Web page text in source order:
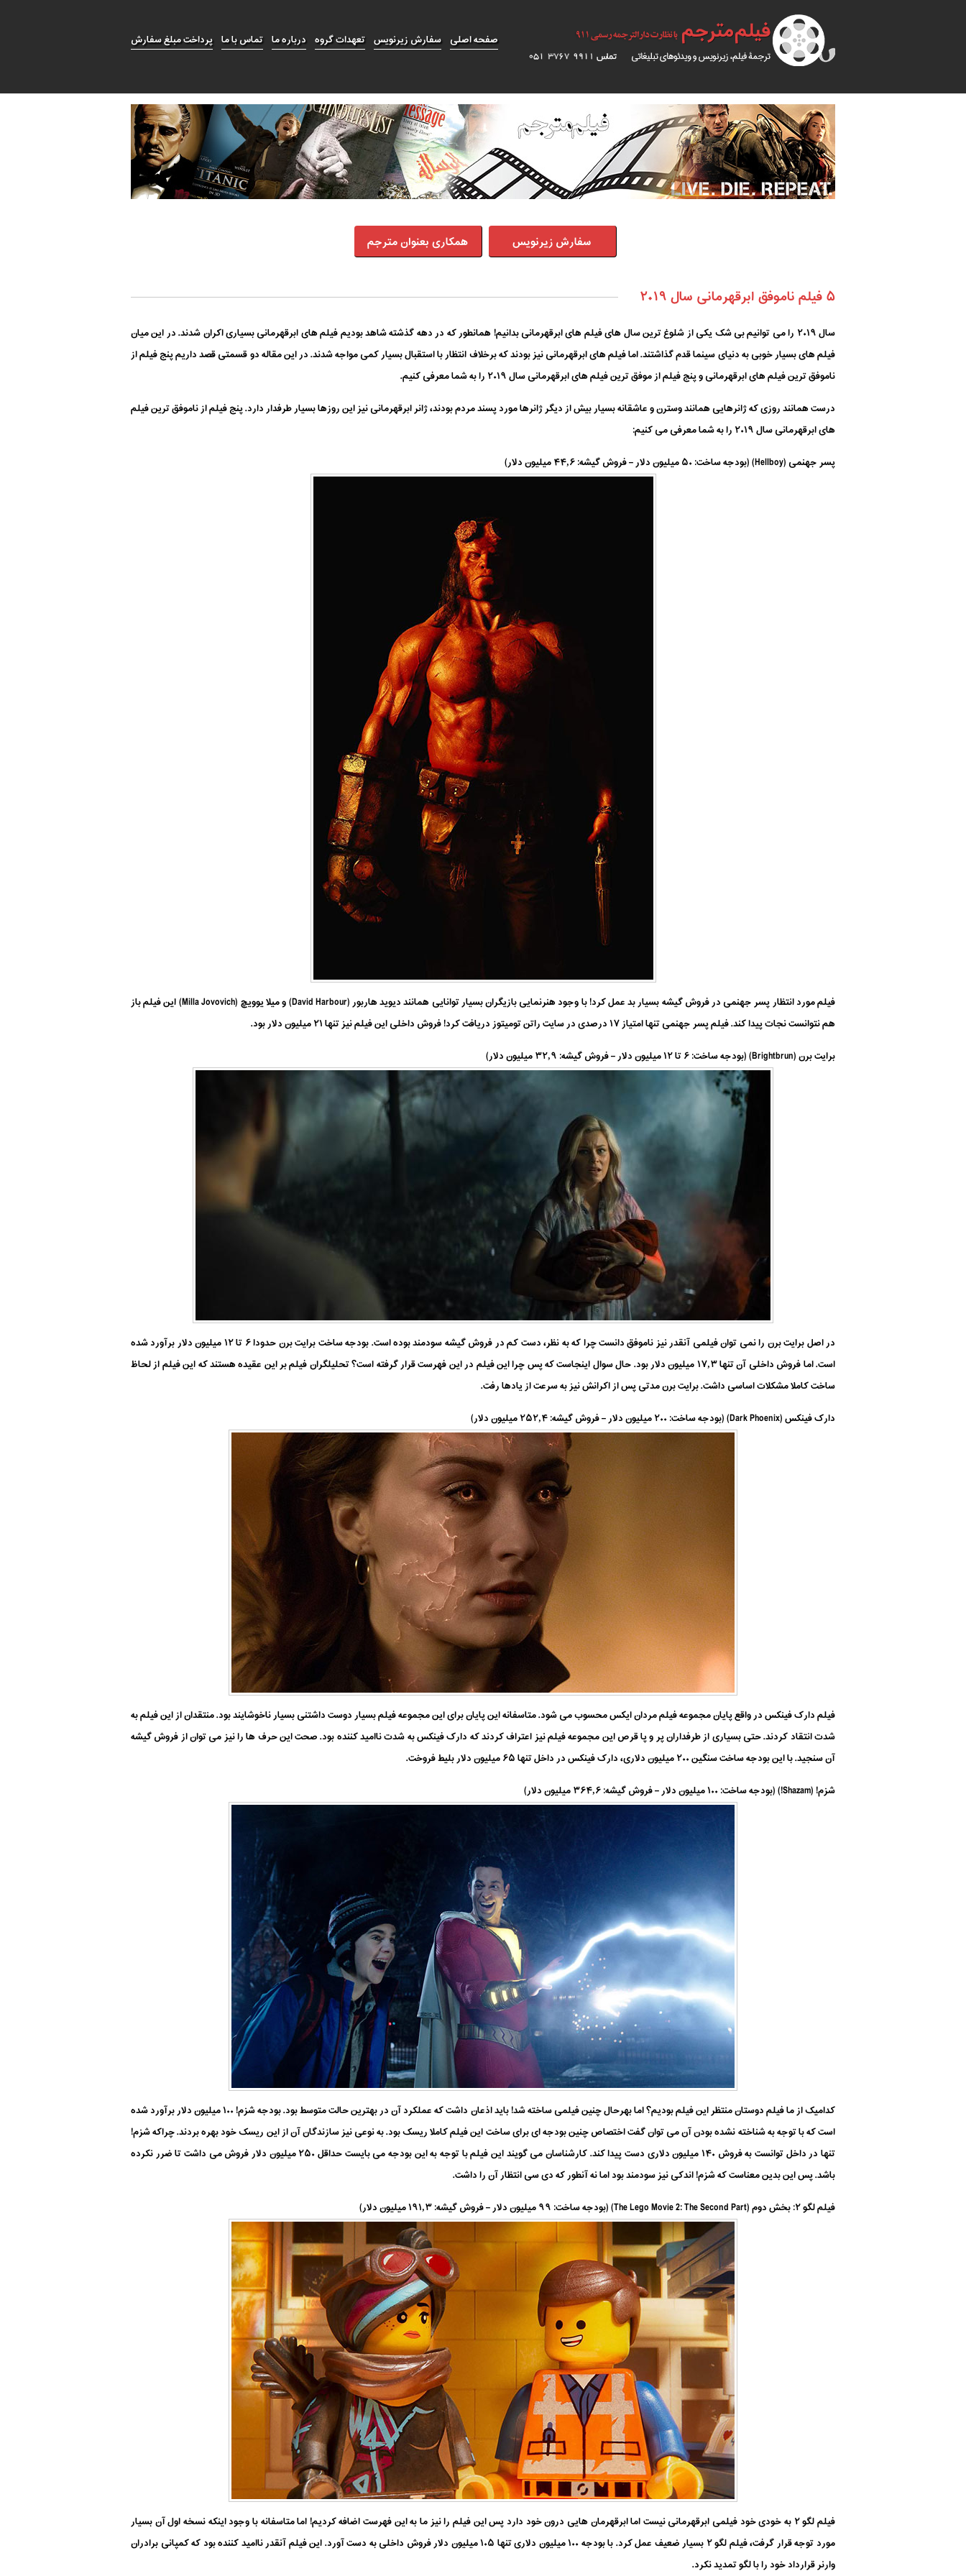
پرداخت مبلغ سفارش تماس با ما درباره ما تعهدات گروه سفارش زیرنویس صفحه اصلی
سفارش زیرنویس همکاری بعنوان مترجم
۵ فیلم ناموفق ابرقهرمانی سال ۲۰۱۹
سال ۲۰۱۹ را می توانیم بی شک یکی از شلوغ ترین سال های فیلم های ابرقهرمانی بدانیم! همانطور که در دهه گذشته شاهد بودیم فیلم های ابرقهرمانی بسیاری اکران شدند. در این میان
فیلم های بسیار خوبی به دنیای سینما قدم گذاشتند. اما فیلم های ابرقهرمانی نیز بودند که برخلاف انتظار با استقبال بسیار کمی مواجه شدند. در این مقاله دو قسمتی قصد داریم پنج فیلم از
ناموفق ترین فیلم های ابرقهرمانی و پنج فیلم از موفق ترین فیلم های ابرقهرمانی سال ۲۰۱۹ را به شما معرفی کنیم.
درست همانند روزی که ژانرهایی همانند وسترن و عاشقانه بسیار بیش از دیگر ژانرها مورد پسند مردم بودند، ژانر ابرقهرمانی نیز این روزها بسیار طرفدار دارد. پنج فیلم از ناموفق ترین فیلم
های ابرقهرمانی سال ۲۰۱۹ را به شما معرفی می کنیم:
پسر جهنمی (Hellboy) (بودجه ساخت: ۵۰ میلیون دلار – فروش گیشه: ۴۴٫۶ میلیون دلار)
فیلم مورد انتظار پسر جهنمی در فروش گیشه بسیار بد عمل کرد! با وجود هنرنمایی بازیگران بسیار توانایی همانند دیوید هاربور (David Harbour) و میلا یوویچ (Milla Jovovich) این فیلم باز
هم نتوانست نجات پیدا کند. فیلم پسر جهنمی تنها امتیاز ۱۷ درصدی در سایت راتن تومیتوز دریافت کرد! فروش داخلی این فیلم نیز تنها ۲۱ میلیون دلار بود.
برایت برن (Brightbrun) (بودجه ساخت: ۶ تا ۱۲ میلیون دلار – فروش گیشه: ۳۲٫۹ میلیون دلار)
در اصل برایت برن را نمی توان فیلمی آنقدر نیز ناموفق دانست چرا که به نظر، دست کم در فروش گیشه سودمند بوده است. بودجه ساخت برایت برن حدودا ۶ تا ۱۲ میلیون دلار برآورد شده
است. اما فروش داخلی آن تنها ۱۷٫۳ میلیون دلار بود. حال سوال اینجاست که پس چرا این فیلم در این فهرست قرار گرفته است؟ تحلیلگران فیلم بر این عقیده هستند که این فیلم از لحاظ
ساخت کاملا مشکلات اساسی داشت. برایت برن مدتی پس از اکرانش نیز به سرعت از یادها رفت.
دارک فینکس (Dark Phoenix) (بودجه ساخت: ۲۰۰ میلیون دلار – فروش گیشه: ۲۵۲٫۴ میلیون دلار)
فیلم دارک فینکس در واقع پایان مجموعه فیلم مردان ایکس محسوب می شود. متاسفانه این پایان برای این مجموعه فیلم بسیار دوست داشتنی بسیار ناخوشایند بود. منتقدان از این فیلم به
شدت انتقاد کردند. حتی بسیاری از طرفداران پر و پا قرص این مجموعه فیلم نیز اعتراف کردند که دارک فینکس به شدت ناامید کننده بود. صحت این حرف ها را نیز می توان از فروش گیشه
آن سنجید. با این بودجه ساخت سنگین ۲۰۰ میلیون دلاری، دارک فینکس در داخل تنها ۶۵ میلیون دلار بلیط فروخت.
شزم! (Shazam!) (بودجه ساخت: ۱۰۰ میلیون دلار – فروش گیشه: ۳۶۴٫۶ میلیون دلار)
کدامیک از ما فیلم دوستان منتظر این فیلم بودیم؟ اما بهرحال چنین فیلمی ساخته شد! باید اذعان داشت که عملکرد آن در بهترین حالت متوسط بود. بودجه شزم! ۱۰۰ میلیون دلار برآورد شده
است که با توجه به شناخته نشده بودن آن می توان گفت اختصاص چنین بودجه ای برای ساخت این فیلم کاملا ریسک بود. به نوعی نیز سازندگان آن از این ریسک خود بهره بردند. چراکه شزم!
تنها در داخل توانست به فروش ۱۴۰ میلیون دلاری دست پیدا کند. کارشناسان می گویند این فیلم با توجه به این بودجه می بایست حداقل ۲۵۰ میلیون دلار فروش می داشت تا ضرر نکرده
باشد. پس این بدین معناست که شزم! اندکی نیز سودمند بود اما نه آنطور که دی سی انتظار آن را داشت.
فیلم لگو ۲: بخش دوم (The Lego Movie 2: The Second Part) (بودجه ساخت: ۹۹ میلیون دلار – فروش گیشه: ۱۹۱٫۳ میلیون دلار)
فیلم لگو ۲ به خودی خود فیلمی ابرقهرمانی نیست اما ابرقهرمان هایی درون خود دارد پس این فیلم را نیز ما به این فهرست اضافه کردیم! اما متاسفانه با وجود اینکه نسخه اول آن بسیار
مورد توجه قرار گرفت، فیلم لگو ۲ بسیار ضعیف عمل کرد. با بودجه ۱۰۰ میلیون دلاری تنها ۱۰۵ میلیون دلار فروش داخلی به دست آورد. این فیلم آنقدر ناامید کننده بود که کمپانی برادران
وارنر قرارداد خود را با لگو تمدید نکرد.